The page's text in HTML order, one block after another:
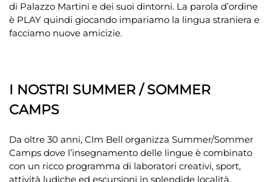
di Palazzo Martini e dei suoi dintorni. La parola d’ordine
è PLAY quindi giocando impariamo la lingua straniera e
facciamo nuove amicizie.
I NOSTRI SUMMER / SOMMER
CAMPS
Da oltre 30 anni, Clm Bell organizza Summer/Sommer
Camps dove l’insegnamento delle lingue è combinato
con un ricco programma di laboratori creativi, sport,
attività ludiche ed escursioni in splendide località.